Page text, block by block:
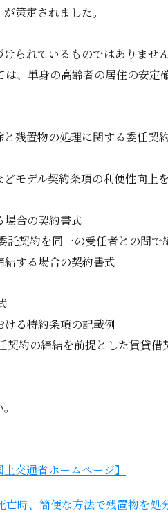
策定されました。
られているものではありま
、単身の高齢者の居住の安定
残置物の処理に関する委任
モデル契約条項の利便性向
合の契約書式
契約を同一の受任者との間で
する場合の契約書式
る特約条項の記載例
の締結を前提とした賃貸借
交通省ホームページ】
亡時、簡便な方法で残置物を